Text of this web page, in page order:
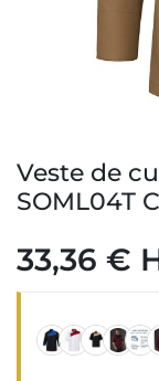
Veste de
SOML04T
33,36 €